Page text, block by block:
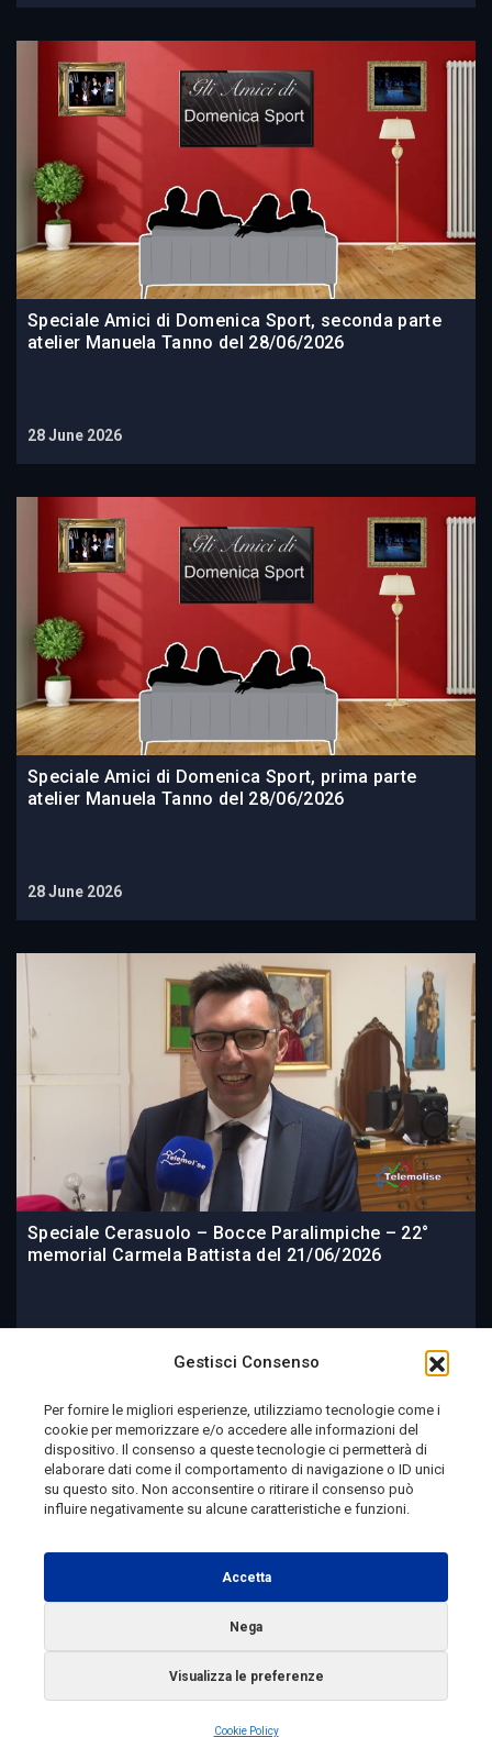
Gestisci Consenso
Per fornire le migliori esperienze, utilizziamo tecnologie come i
cookie per memorizzare e/o accedere alle informazioni del
dispositivo. Il consenso a queste tecnologie ci permetterà di
elaborare dati come il comportamento di navigazione o ID unici
su questo sito. Non acconsentire o ritirare il consenso può
influire negativamente su alcune caratteristiche e funzioni.
Accetta
Nega
Visualizza le preferenze
Cookie Policy
Speciale Amici di Domenica Sport, seconda parte
atelier Manuela Tanno del 28/06/2026
28 June 2026
Speciale Amici di Domenica Sport, prima parte
atelier Manuela Tanno del 28/06/2026
28 June 2026
Speciale Cerasuolo – Bocce Paralimpiche – 22°
memorial Carmela Battista del 21/06/2026
Telemolise - reg. Tribunale di Campobasso n. 133 del
10/08/1982 - Direttore Responsabile:MANUELA
PETESCIA
Campobasso n. 224 del 4/5/1996 - Direttore Responsabile:
Radio Tele Molise s.r.l. - P.IVA 00213640709
Copyright 2025 Telemolise - Tutti i diritti riservati